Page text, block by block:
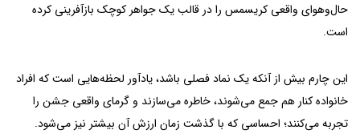
حال‌وهوای واقعی کریسمس را در قالب یک جواهر کوچک بازآفرینی کرده
است.
این چارم بیش از آنکه یک نماد فصلی باشد، یادآور لحظه‌هایی است که افراد
خانواده کنار هم جمع می‌شوند، خاطره می‌سازند و گرمای واقعی جشن را
تجربه می‌کنند؛ احساسی که با گذشت زمان ارزش آن بیشتر نیز می‌شود.